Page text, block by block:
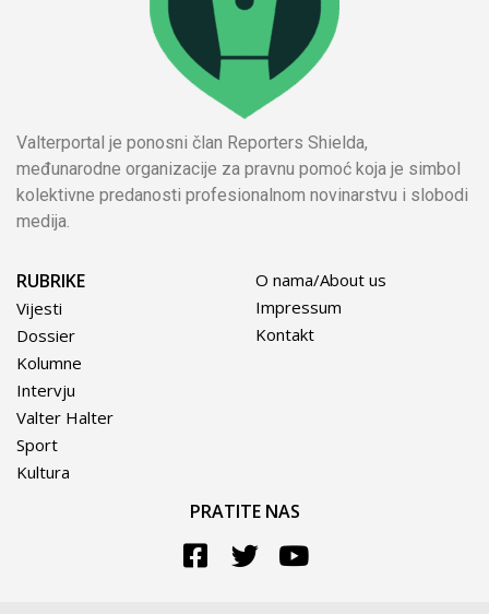
Valterportal je ponosni član Reporters Shielda,
međunarodne organizacije za pravnu pomoć koja je simbol
kolektivne predanosti profesionalnom novinarstvu i slobodi
medija.
RUBRIKE
Vijesti
Dossier
Kolumne
Intervju
Valter Halter
Sport
Kultura
O nama/About us
Impressum
Kontakt
PRATITE NAS